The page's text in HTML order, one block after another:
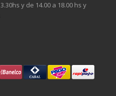
y de 14.00 a 18.00 hs y